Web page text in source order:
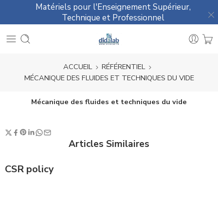
Matériels pour l'Enseignement Supérieur,
Technique et Professionnel
ACCUEIL
RÉFÉRENTIEL
MÉCANIQUE DES FLUIDES ET TECHNIQUES DU VIDE
Mécanique des fluides et techniques du vide
Articles Similaires
CSR policy